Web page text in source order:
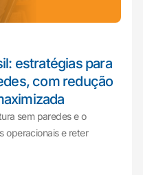
estratégias para
com redução
sem paredes e o
operacionais e reter